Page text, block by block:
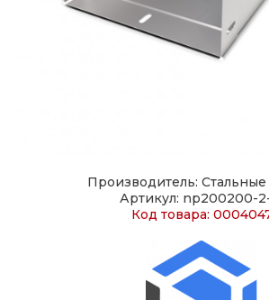
Производитель:
Артикул: np200200-
Код товара: